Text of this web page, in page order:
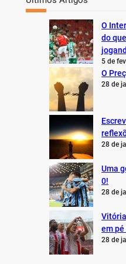
O
do
5 de
O
28 de
28 de
Uma
0!
28 de
em pé
28 de